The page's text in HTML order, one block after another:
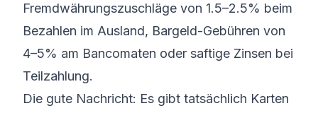
Fremdwährungszuschläge von 1.5–2.5% beim
Bezahlen im Ausland, Bargeld-Gebühren von
4–5% am Bancomaten oder saftige Zinsen bei
Teilzahlung.
Die gute Nachricht: Es gibt tatsächlich Karten